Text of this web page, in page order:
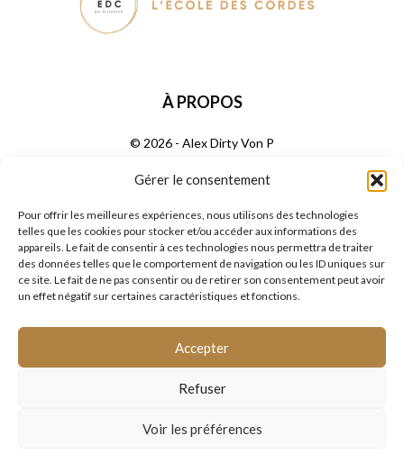
Gérer le consentement
Pour offrir les meilleures expériences, nous utilisons des technologies
telles que les cookies pour stocker et/ou accéder aux informations des
appareils. Le fait de consentir à ces technologies nous permettra de traiter
des données telles que le comportement de navigation ou les ID uniques sur
ce site. Le fait de ne pas consentir ou de retirer son consentement peut avoir
un effet négatif sur certaines caractéristiques et fonctions.
Accepter
Refuser
Voir les préférences
À PROPOS
© 2026 - Alex Dirty Von P
SUIVEZ NOUS
Réglement Intérieur de l’Ecole Des Cordes
Se désabonner de la newsletter
Plan du site
Avertissement Légal Ecole Des Cordes
Déclaration de Confidentialité Ecole Des Cordes